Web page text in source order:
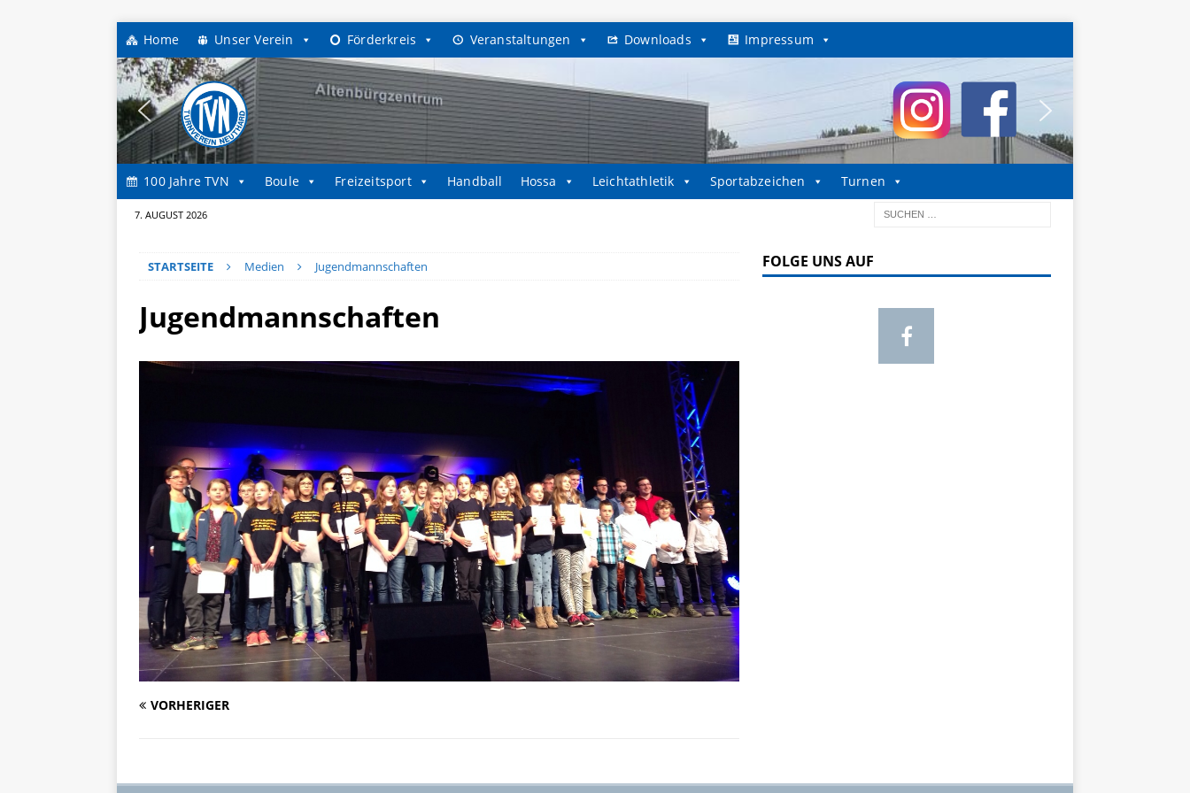
Home Unser Verein Förderkreis Veranstaltungen Downloads Impressum
100 Jahre TVN Boule Freizeitsport Handball Hossa Leichtathletik Sportabzeichen Turnen
7. AUGUST 2026
STARTSEITE Medien Jugendmannschaften
Jugendmannschaften
VORHERIGER
FOLGE UNS AUF